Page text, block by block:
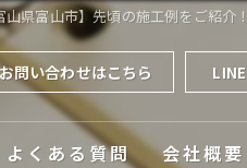
山県富山市】先頃の施工例をご紹
問い合わせはこちら
よくある質問 会社概要